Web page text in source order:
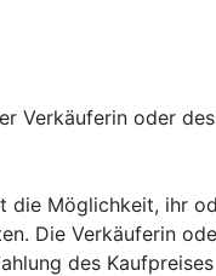
Verkäuferin oder
die Möglichkeit, ihr
Die Verkäuferin
des